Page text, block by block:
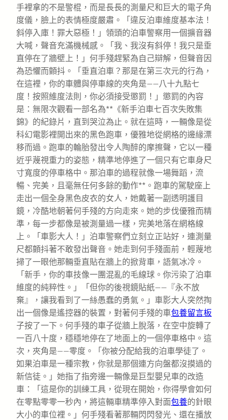
手裡拿的不是警棍，而是長長的測量尺和巨大的電子角
度儀，臉上的表情極度嚴肅。「違反泊車維度基本法！
斜停入庫！罪大惡極！」領頭的泊車警察用一個擴音器
大喊，聲音充滿機械感。「我、我沒有斜停！我只是垂
直停在了牆壁上！」何手殘趕緊為自己辯解，但聲音因
為恐懼而顫抖。「垂直泊車？那是在第三次元的行為，
在這裡，你的車體與停車線的夾角是——八十九點七
度！按照維度法則，你必須接受懲罰！」懲罰的內容
是：無限次觀看一部名為**《新手泊車七百次失敗集
錦》的紀錄片，直到哭泣為止。就在這時，一輛像是從
科幻電影裡開出來的黑色跑車，優雅地從網格的邊緣漂
移而過。跑車的輪胎發出令人陶醉的摩擦聲，它以一種
近乎蔑視重力的姿態，精準地停進了一個只有它車身尺
寸寬度的停車格中。那泊車的過程就像一場舞蹈，流
暢、完美，且毫無任何多餘的動作**。跑車的駕駛座上
走出一個全身黑色皮衣的女人，她戴著一副透明護目
鏡，冷酷地朝著何手殘的方向走來。她的步伐優雅而精
準，每一步都像是被測量過一樣，完美地落在網格線
上。「車影大人！」泊車警察們立刻立正站好，連測量
尺都顫抖著不敢發出聲音。她走到何手殘面前，輕蔑地
掃了一眼他那輛垂直貼在牆上的掀背車，語氣冰冷。
「新手，你的車技像一團混亂的毛線球。你污染了泊車
維度的純粹性。」「但你的後視鏡貼紙——『永不放
棄』，讓我看到了一絲愚蠢的勇氣。」車影大人突然掏
出一個像是遙控器的裝置，對著何手殘的車包養留言板
子按了一下。何手殘的車子從牆上脫落，在空中旋轉了
一百八十度，穩穩地停在了地面上的一個停車格中。這
次，夾角是——零度。「你被分配給我的泊車學徒了。
如果泊車是一種宗教，你就是那個連方向盤都沒摸過的
新信徒。」她指了指旁邊一輛像是巨型嬰兒車的改造
車：「這是你的訓練工具，從現在開始，你得學會如何
在零點零零一秒內，將這輛車精準停入對面包養的針眼
大小的車位裡。」何手殘看著那輛閃閃發光、還在播放